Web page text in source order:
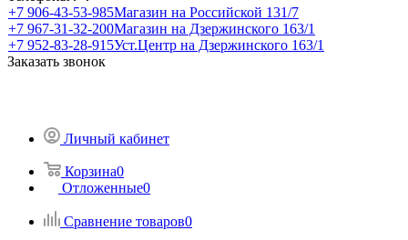
+7 906-43-53-985Магазин на Российской 131/7
+7 967-31-32-200Магазин на Дзержинского 163/1
+7 952-83-28-915Уст.Центр на Дзержинского 163/1
Заказать звонок
Личный кабинет
Корзина0
Отложенные0
Сравнение товаров0